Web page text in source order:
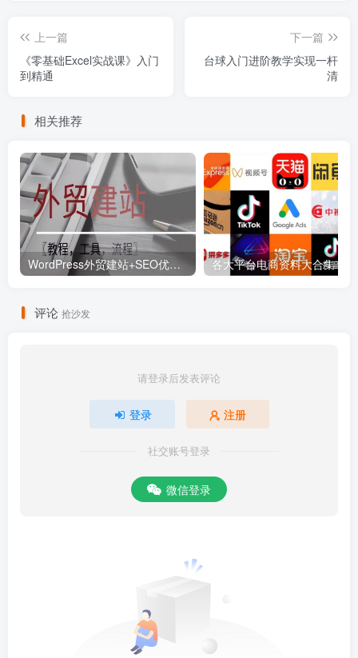
上一篇
《零基础Excel实战课》入门
到精通
下一篇
台球入门进阶教学实现一杆
清
相关推荐
WordPress外贸建站+SEO优化课程【教程，工具，流程】
评论 抢沙发
请登录后发表评论
登录 注册
社交账号登录
微信登录